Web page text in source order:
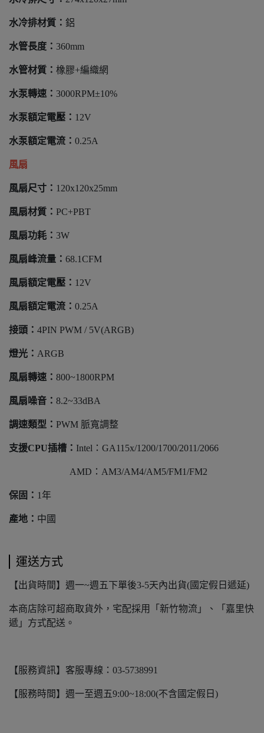
水冷排材質： 鋁
水管長度： 360mm
水管材質： 橡膠+編織網
水泵轉速： 3000RPM±10%
水泵額定電壓： 12V
水泵額定電流： 0.25A
風扇
風扇尺寸： 120x120x25mm
風扇材質： PC+PBT
風扇功耗： 3W
風扇峰流量： 68.1CFM
風扇額定電壓： 12V
風扇額定電流： 0.25A
接頭： 4PIN PWM / 5V(ARGB)
燈光： ARGB
風扇轉速： 800~1800RPM
風扇噪音： 8.2~33dBA
調速類型： PWM 脈寬調整
支援CPU插槽： Intel：GA115x/1200/1700/2011/2066
AMD：AM3/AM4/AM5/FM1/FM2
保固： 1年
產地： 中國
運送方式
【出貨時間】週一~週五下單後3-5天內出貨(國定假日遞延)
本商店除可超商取貨外，宅配採用「新竹物流」、「嘉里快
遞」方式配送。
【服務資訊】客服專線：03-5738991
【服務時間】週一至週五9:00~18:00(不含國定假日)